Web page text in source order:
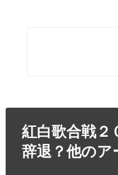
紅白歌合戦２
辞退？他のア